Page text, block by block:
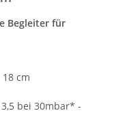
Begleiter für
cm
bei 30mbar* -